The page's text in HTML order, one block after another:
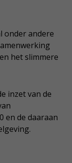
onder andere
het slimmere
inzet van de
en de daaraan